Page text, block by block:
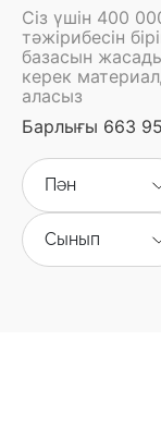
Сіз үшін 400
тәжірибесін
базасын
керек
аласыз
Барлығы 663
Пән
Сынып